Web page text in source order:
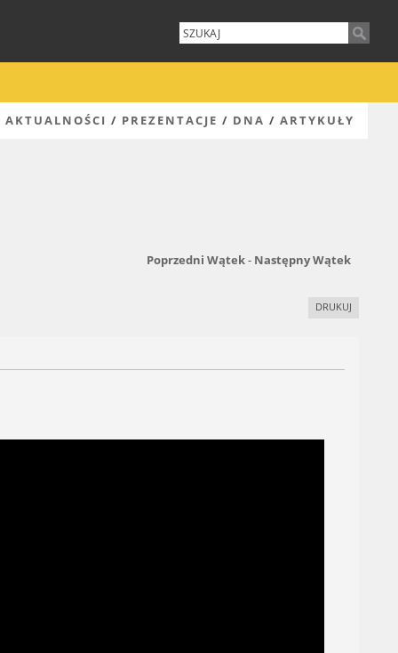
AKTUALNOŚCI / PREZENTACJE / DNA / ARTYKUŁY
Poprzedni Wątek- Następny Wątek
DRUKUJ